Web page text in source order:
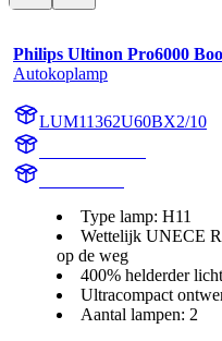
Philips Ultinon Pro6000
Autokoplamp
LUM11362U60BX2/10
Type lamp: H11
Wettelijk UNECE
op de weg
400% helderder licht
Ultracompact
Aantal lampen: 2